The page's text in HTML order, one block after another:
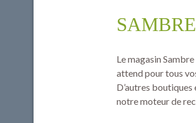
Le magasin
attend pour tous
D’autres
notre moteur de